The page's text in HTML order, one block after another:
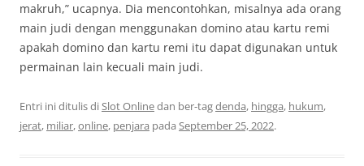
makruh,” ucapnya. Dia mencontohkan, misalnya ada orang
main judi dengan menggunakan domino atau kartu remi
apakah domino dan kartu remi itu dapat digunakan untuk
permainan lain kecuali main judi.
Entri ini ditulis diSlot Onlinedan ber-tagdenda, hingga, hukum,
jerat, miliar,online, penjara pada September 25, 2022.